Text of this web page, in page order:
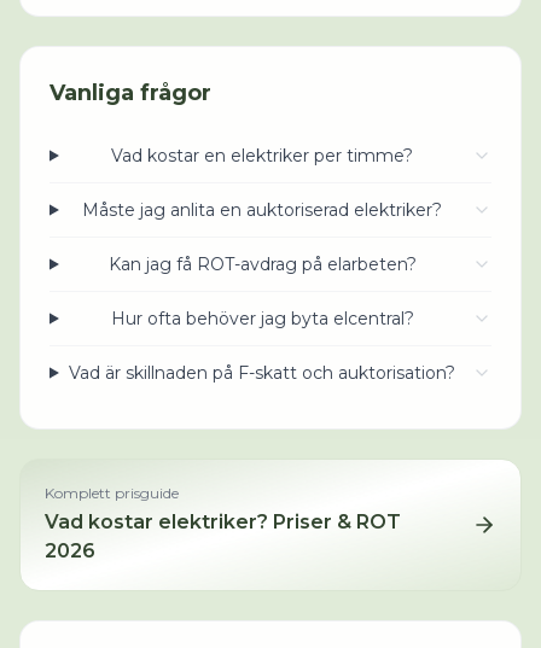
Vanliga frågor
Vad kostar en elektriker per timme?
Måste jag anlita en auktoriserad elektriker?
Kan jag få ROT-avdrag på elarbeten?
Hur ofta behöver jag byta elcentral?
Vad är skillnaden på F-skatt och auktorisation?
Komplett prisguide
Vad kostar elektriker? Priser & ROT
2026